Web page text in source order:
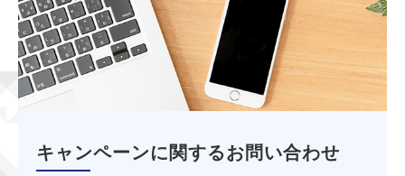
キャンペーンに関するお問い合わせ